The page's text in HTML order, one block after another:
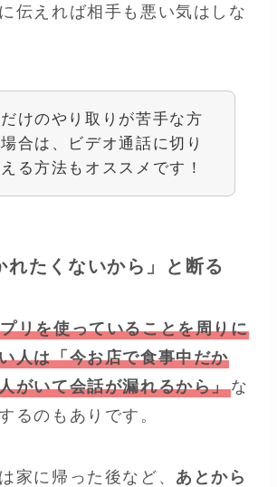
伝えれば相手も悪い気はしな
けのやり取りが苦手な方
合は、ビデオ通話に切り
る方法もオススメです！
れたくないから」と断る
リを使っていることを周りに
人は「今お店で食事中だか
がいて会話が漏れるから」な
るのもありです。
家に帰った後など、 あとから